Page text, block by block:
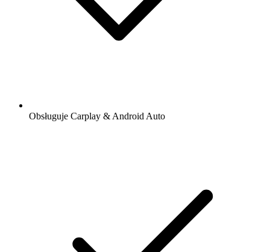
Obsługuje Carplay & Android Auto